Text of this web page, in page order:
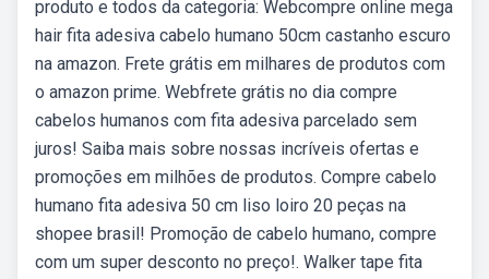
produto e todos da categoria: Webcompre online mega
hair fita adesiva cabelo humano 50cm castanho escuro
na amazon. Frete grátis em milhares de produtos com
o amazon prime. Webfrete grátis no dia compre
cabelos humanos com fita adesiva parcelado sem
juros! Saiba mais sobre nossas incríveis ofertas e
promoções em milhões de produtos. Compre cabelo
humano fita adesiva 50 cm liso loiro 20 peças na
shopee brasil! Promoção de cabelo humano, compre
com um super desconto no preço!. Walker tape fita